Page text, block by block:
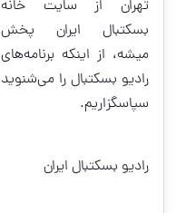
تهران از سایت خانه
بسکتبال ایران پخش
میشه، از اینکه برنامه‌های
رادیو بسکتبال را می‌شنوید
سپاسگزاریم.
رادیو بسکتبال ایران